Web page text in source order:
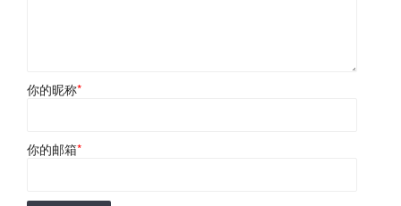
你的昵称*
你的邮箱*